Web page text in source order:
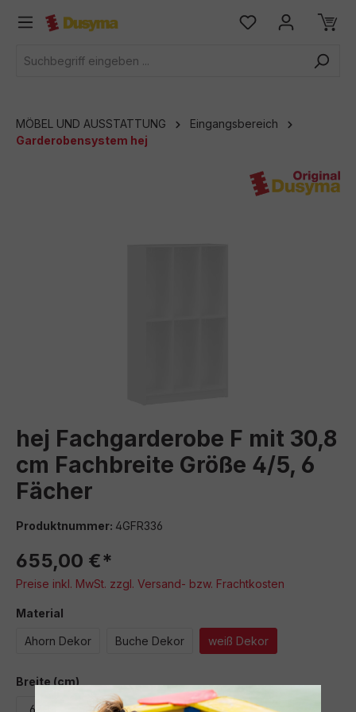
springen
MÖBEL UND AUSSTATTUNG
Eingangsbereich
Garderobensystem hej
hej Fachgarderobe F mit 30,8
cm Fachbreite Größe 4/5, 6
Fächer
Produktnummer: 4GFR336
655,00 €*
Preise inkl. MwSt. zzgl. Versand- bzw. Frachtkosten
Material
Ahorn Dekor Buche Dekor weiß Dekor
Breite (cm)
67,3 100